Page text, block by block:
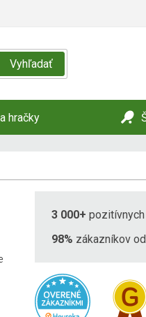
Vyhľadať
hračky
3 000+
98% zákazníkov